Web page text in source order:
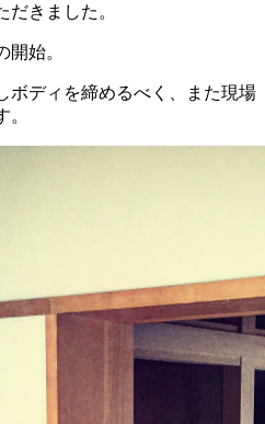
きました。
始。
ボディを締めるべく、また現場